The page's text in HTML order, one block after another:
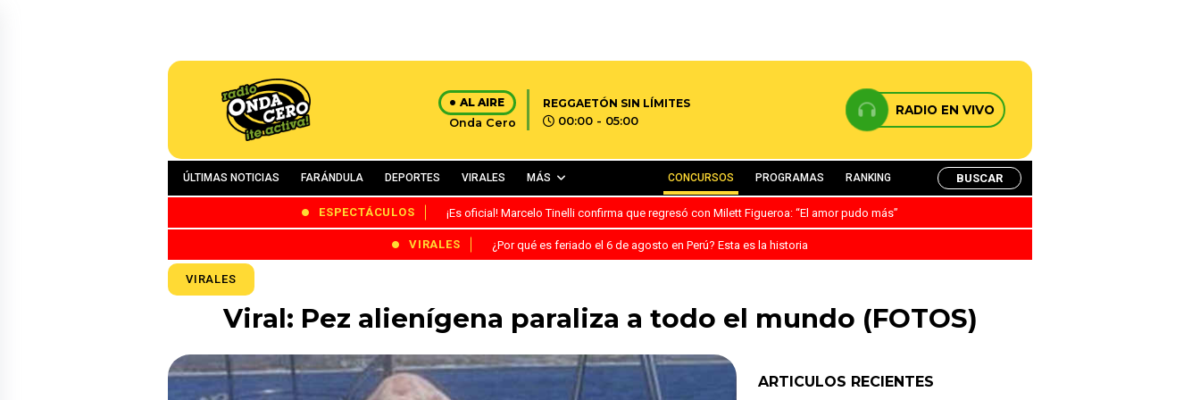
AL AIRE
Onda Cero
REGGAETÓN SIN LÍMITES
00:00 - 05:00
RADIO EN VIVO
ÚLTIMAS NOTICIAS FARÁNDULA DEPORTES VIRALES MÁS CONCURSOS PROGRAMAS RANKING BUSCAR
ESPECTÁCULOS ¡Es oficial! Marcelo Tinelli confirma que regresó con Milett Figueroa: “El amor pudo más”
VIRALES ¿Por qué es feriado el 6 de agosto en Perú? Esta es la historia
VIRALES
Viral: Pez alienígena paraliza a todo el mundo (FOTOS)
ARTICULOS RECIENTES